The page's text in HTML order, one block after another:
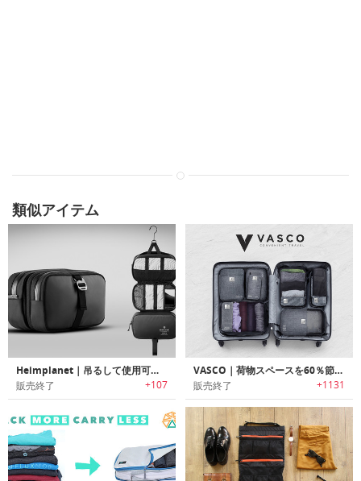
類似アイテム
Heimplanet｜吊るして使用可能な洗面シャワー用品用ポーチ
販売終了 +107
VASCO｜荷物スペースを60％節約可能なスマートパッキングキューブバッグ「ヴァスコ」
販売終了 +1131